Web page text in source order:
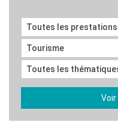
Toutes les prestations
Tourisme
Toutes les